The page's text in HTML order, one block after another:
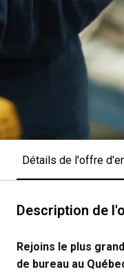
Détails de l'offre
Description de
Rejoins le plus
de bureau au